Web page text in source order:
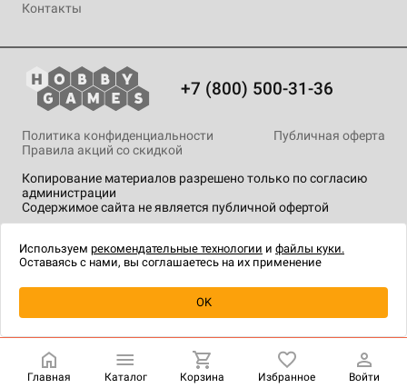
Уведомить о наличии
Контакты
+7 (800) 500-31-36
Копирование материалов разрешено только по согласию
администрации
Содержимое сайта не является публичной офертой
Политика конфиденциальности
Публичная оферта
Правила акций со скидкой
технологии.
Главная Каталог Корзина Избранное Войти
Используем рекомендательные технологии и файлы куки.
Оставаясь с нами, вы соглашаетесь на их применение
OK